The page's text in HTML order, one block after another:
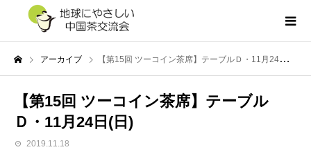
アーカイブ 【第15回 ツーコイン茶席】テーブルＤ・11月24日(日)
【第15回 ツーコイン茶席】テーブル
Ｄ・11月24日(日)
2019.11.18